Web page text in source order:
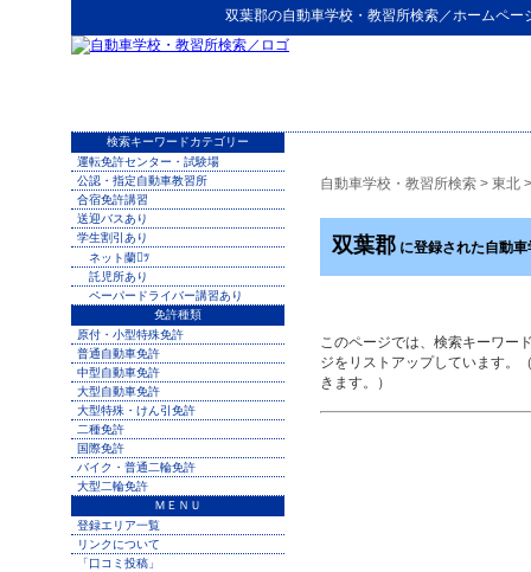
双葉郡の自動車学校・教習所検索／ホームペー
自動車学校・教習所検索 > 東北
双葉郡 に登録された自動
このページでは、検索キーワー
ジをリストアップしています。
きます。）
検索キーワードカテゴリー
運転免許センター・試験場
公認・指定自動車教習所
合宿免許講習
送迎バスあり
学生割引あり
ネット蘭ﾂ
託児所あり
ペーパードライバー講習あり
免許種類
原付・小型特殊免許
普通自動車免許
中型自動車免許
大型自動車免許
大型特殊・けん引免許
二種免許
国際免許
バイク・普通二輪免許
大型二輪免許
ＭＥＮＵ
登録エリア一覧
リンクについて
「口コミ投稿」